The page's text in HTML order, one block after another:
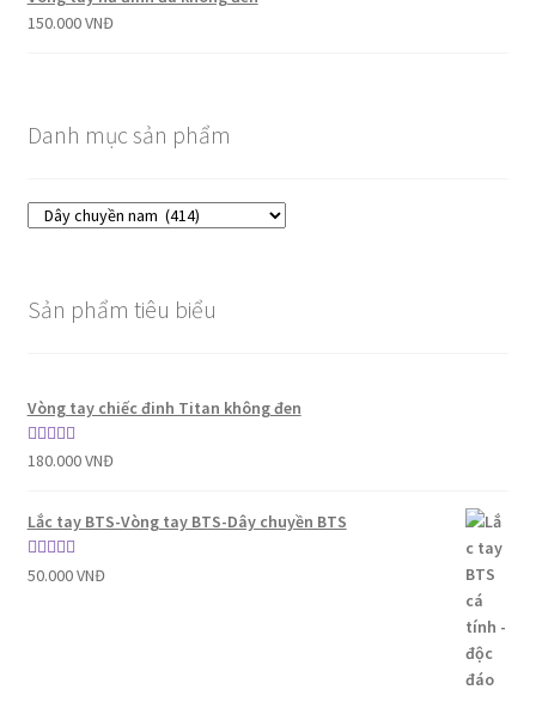
150.000VNĐ
Danh mục sản phẩm
Sản phẩm tiêu biểu
Vòng tay chiếc đinh Titan không đen
Được xếp
sao
180.000VNĐ
Lắc tay BTS-Vòng tay BTS-Dây chuyền BTS
Được xếp
50.000VNĐ